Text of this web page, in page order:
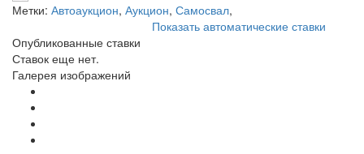
Метки: Автоаукцион, Аукцион, Самосвал,
Показать автоматические ставки
Опубликованные ставки
Ставок еще нет.
Галерея изображений